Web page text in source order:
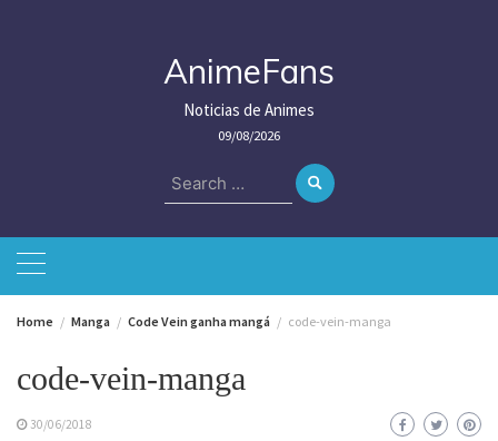
AnimeFans
Noticias de Animes
09/08/2026
Search
for:
Home Manga Code Vein ganha mangá code-vein-manga
code-vein-manga
30/06/2018